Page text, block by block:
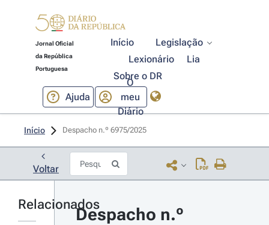
Jornal Oficial
da República
Portuguesa
Início
Legislação
Lexionário
Lia
Sobre o DR
Ajuda
O
meu
Diário
Início Despacho n.º 6975/2025
Voltar
Relacionados
Despacho n.º